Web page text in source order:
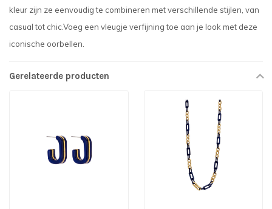
kleur zijn ze eenvoudig te combineren met verschillende stijlen, van
casual tot chic.Voeg een vleugje verfijning toe aan je look met deze
iconische oorbellen.
Gerelateerde producten